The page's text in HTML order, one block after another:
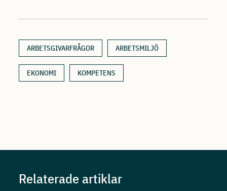
ARBETSGIVARFRÅGOR ARBETSMILJÖ
EKONOMI KOMPETENS
Relaterade artiklar